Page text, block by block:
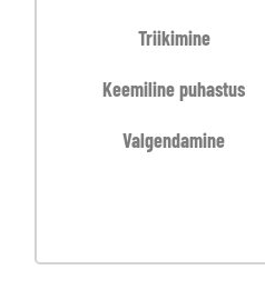
Triikimine
Keemiline puhastus
Valgendamine